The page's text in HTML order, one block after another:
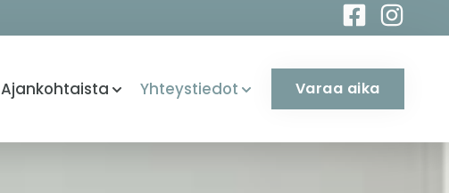
Ajankohtaista Yhteystiedot Varaa aika